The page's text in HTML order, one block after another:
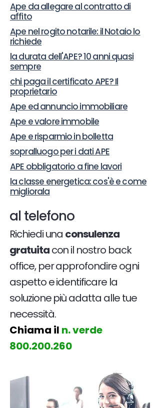
Ape da allegare al contratto di
affito
Ape nel rogito notarile: il Notaio lo
richiede
la durata dell'APE? 10 anni quasi
sempre
chi paga il certificato APE? Il
proprietario
Ape ed annuncio immobiliare
Ape e valore immobile
Ape e risparmio in bolletta
sopralluogo per i dati APE
APE obbligatorio a fine lavori
la classe energetica: cos'è e come
migliorala
al telefono
Richiedi una consulenza
gratuitacon il nostro back
office, per approfondire ogni
aspetto e identificare la
soluzione più adatta alle tue
necessità.
Chiama il n. verde
800.200.260